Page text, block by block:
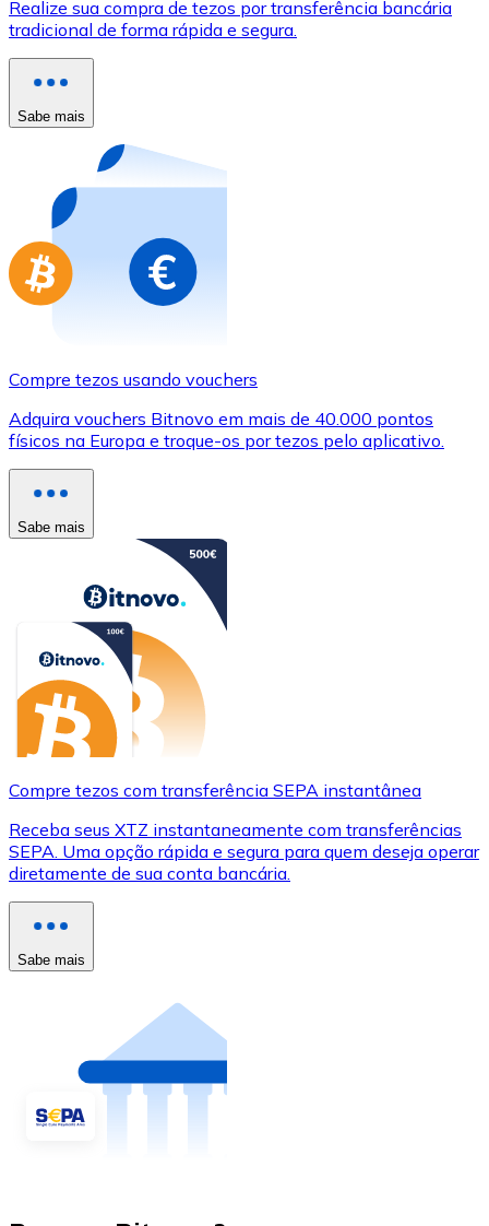
Use cartões Visa e Mastercard para comprar
Comprar com cartão
Compre cartões-presente das suas marcas favoritas
Ir para a loja de cartões-presente
Realize sua compra de tezos por transferência bancária
tradicional de forma rápida e segura.
Sabe mais
Compre tezos usando vouchers
Adquira vouchers Bitnovo em mais de 40.000 pontos
físicos na Europa e troque-os por tezos pelo aplicativo.
Sabe mais
Compre tezos com transferência SEPA instantânea
Receba seus XTZ instantaneamente com transferências
SEPA. Uma opção rápida e segura para quem deseja operar
diretamente de sua conta bancária.
Sabe mais